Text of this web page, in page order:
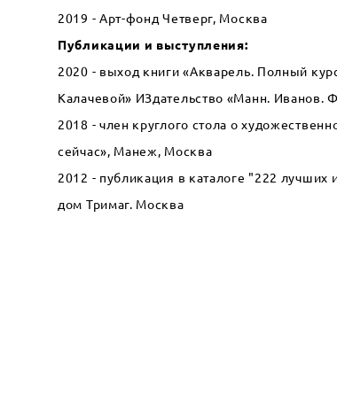
2019 - Арт-фонд Четверг, Москва
Публикации и выступления:
2020 - выход книги «Акварель. Полный
Калачевой» ИЗдательство «Манн. Иванов.
2018 - член круглого стола о
сейчас», Манеж, Москва
2012 - публикация в каталоге "222 лучших
дом Тримаг. Москва